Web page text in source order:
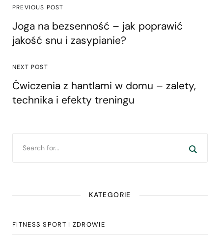
PREVIOUS POST
Joga na bezsenność – jak poprawić
jakość snu i zasypianie?
NEXT POST
Ćwiczenia z hantlami w domu – zalety,
technika i efekty treningu
KATEGORIE
FITNESS SPORT I ZDROWIE